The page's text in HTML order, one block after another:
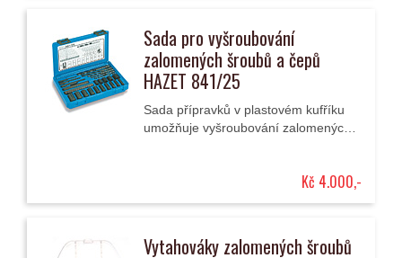
Sada pro vyšroubování
zalomených šroubů a čepů
HAZET 841/25
Sada přípravků v plastovém kufříku
umožňuje vyšroubování zalomených
Kč 4.000,-
Vytahováky zalomených šroubů